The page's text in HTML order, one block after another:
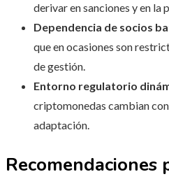
derivar en sanciones y en
Dependencia de socios
que en ocasiones son
de gestión.
Entorno regulatorio
criptomonedas cambian
adaptación.